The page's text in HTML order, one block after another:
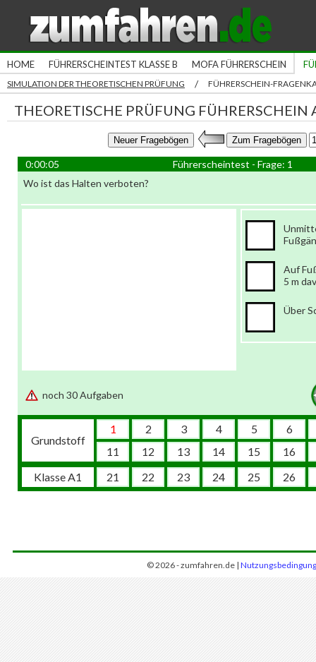
HOME FÜHRERSCHEINTEST KLASSE B MOFA FÜHRERSCHEIN
SIMULATION DER THEORETISCHEN PRÜFUNG / FÜHRERSCHEIN-
THEORETISCHE PRÜFUNG FÜHRERSCHEIN
0:00:06
Führerscheintest - Frage: 1
Wo ist das Halten verboten?
Auf
5 m
Über
noch 30 Aufgaben
Grundstoff
1 2 3 4 5
6
11
12 13 14 15
16
Klasse A1
21 22 23 24 25 26
© 2026 - zumfahren.de |